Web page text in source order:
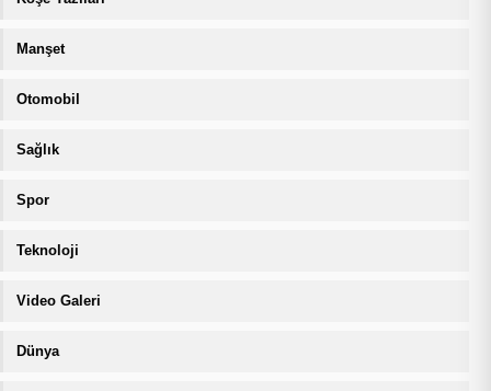
Manşet
Otomobil
Sağlık
Spor
Teknoloji
Video Galeri
Dünya